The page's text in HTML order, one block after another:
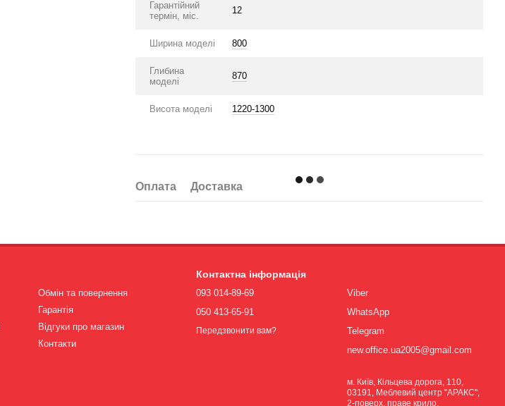
Гарантійний
термін, міс.
12
Ширина моделі 800
Глибина
моделі
870
Висота моделі 1220-1300
Оплата Доставка
Обмін та повернення
Гарантія
Відгуки про магазин
Контакти
Контактна інформація
093 014-89-69
050 413-65-91
Передзвонити вам?
Viber
WhatsApp
Telegram
new.office.ua2005@gmail.com
м. Київ, Кільцева дорога, 110,
03191, Меблевий центр "АРАКС",
2-поверх, праве крило.